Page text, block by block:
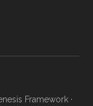
Framework·